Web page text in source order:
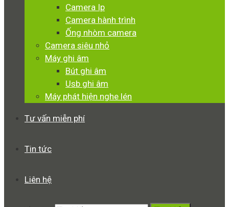
Camera Ip
Camera hành trình
Ống nhòm camera
Camera siêu nhỏ
Máy ghi âm
Bút ghi âm
Usb ghi âm
Máy phát hiện nghe lén
Tư vấn miễn phí
Tin tức
Liên hệ